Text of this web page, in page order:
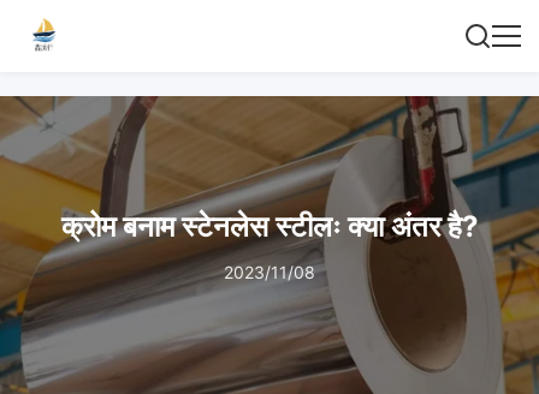
क्रोम बनाम स्टेनलेस स्टीलः क्या अंतर है?
2023/11/08